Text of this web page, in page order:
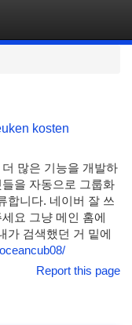
kosten
많은 기능을 개발하
을 자동으로 그룹화
합니다. 네이버 잘 쓰
요 그냥 메인 홈에
가 검색했던 거 밑에
Report this page